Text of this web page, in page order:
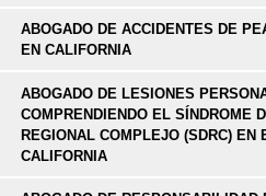
ABOGADO DE ACCIDENTES DE
EN CALIFORNIA
ABOGADO DE LESIONES
COMPRENDIENDO EL SÍNDROME
REGIONAL COMPLEJO (SDRC) EN
CALIFORNIA